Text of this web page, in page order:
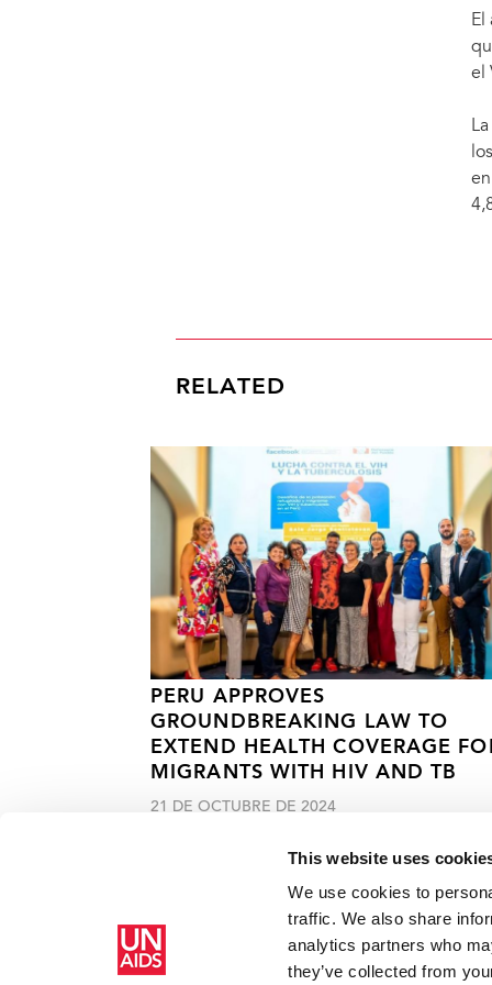
This website uses
We use cookies to
traffic. We also share
analytics partners who
they’ve collected from
El
el
RELATED
PERU APPROVES
GROUNDBREAKING LAW TO
EXTEND HEALTH COVERAGE
MIGRANTS WITH HIV AND TB
21 DE OCTUBRE DE 2024
Recursos No se alcanzará el objetivo de